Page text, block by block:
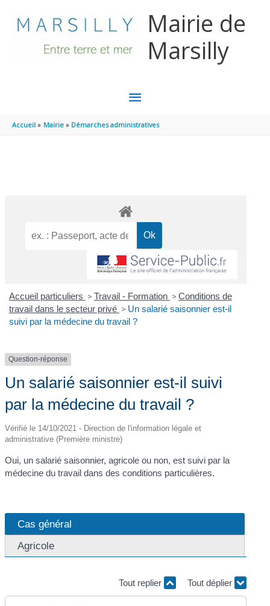
Mairie de
Marsilly
MENU
PRINCIPAL
Accueil Mairie Démarches administratives
Accueil particuliers > Travail - Formation > Conditions de
travail dans le secteur privé > Un salarié saisonnier est-il
suivi par la médecine du travail ?
Question-réponse
Un salarié saisonnier est-il suivi
par la médecine du travail ?
Vérifié le 14/10/2021 - Direction de l'information légale et
administrative (Première ministre)
Oui, un salarié saisonnier, agricole ou non, est suivi par la
médecine du travail dans des conditions particulières.
Cas général
Agricole
Tout replier Tout déplier